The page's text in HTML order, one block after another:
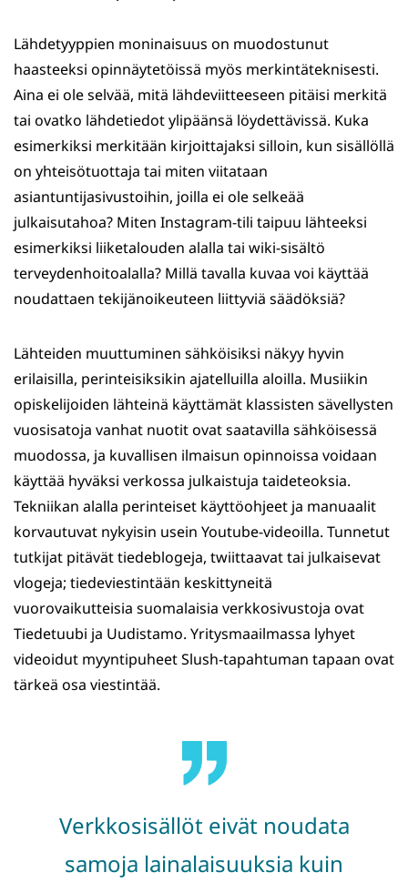
Lähdetyyppien moninaisuus on muodostunut
haasteeksi opinnäytetöissä myös merkintäteknisesti.
Aina ei ole selvää, mitä lähdeviitteeseen pitäisi merkitä
tai ovatko lähdetiedot ylipäänsä löydettävissä. Kuka
esimerkiksi merkitään kirjoittajaksi silloin, kun sisällöllä
on yhteisötuottaja tai miten viitataan
asiantuntijasivustoihin, joilla ei ole selkeää
julkaisutahoa? Miten Instagram-tili taipuu lähteeksi
esimerkiksi liiketalouden alalla tai wiki-sisältö
terveydenhoitoalalla? Millä tavalla kuvaa voi käyttää
noudattaen tekijänoikeuteen liittyviä säädöksiä?
Lähteiden muuttuminen sähköisiksi näkyy hyvin
erilaisilla, perinteisiksikin ajatelluilla aloilla. Musiikin
opiskelijoiden lähteinä käyttämät klassisten sävellysten
vuosisatoja vanhat nuotit ovat saatavilla sähköisessä
muodossa, ja kuvallisen ilmaisun opinnoissa voidaan
käyttää hyväksi verkossa julkaistuja taideteoksia.
Tekniikan alalla perinteiset käyttöohjeet ja manuaalit
korvautuvat nykyisin usein Youtube-videoilla. Tunnetut
tutkijat pitävät tiedeblogeja, twiittaavat tai julkaisevat
vlogeja; tiedeviestintään keskittyneitä
vuorovaikutteisia suomalaisia verkkosivustoja ovat
Tiedetuubi ja Uudistamo. Yritysmaailmassa lyhyet
videoidut myyntipuheet Slush-tapahtuman tapaan ovat
tärkeä osa viestintää.
Verkkosisällöt eivät noudata
samoja lainalaisuuksia kuin